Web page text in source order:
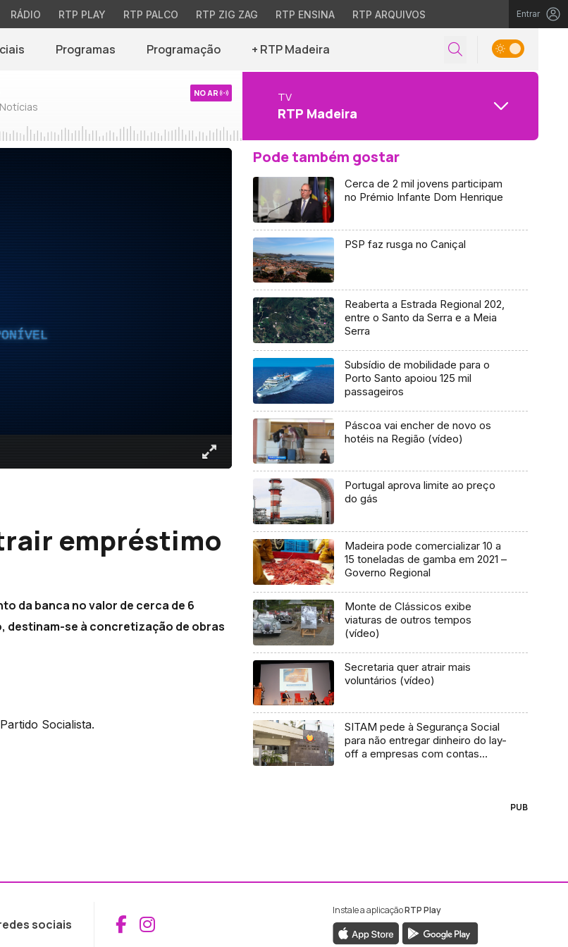
RÁDIO RTP PLAY RTP PALCO RTP ZIG ZAG RTP ENSINA RTP ARQUIVOS Entrar
Programas Programação + RTP Madeira
NO AR TV
RTP Madeira
empréstimo
da banca no valor de cerca de 6
destinam-se à concretização de obras
Socialista.
Pode também gostar
Cerca de 2 mil jovens participam
no Prémio Infante Dom Henrique
PSP faz rusga no Caniçal
Reaberta a Estrada Regional 202,
entre o Santo da Serra e a Meia
Serra
Subsídio de mobilidade para o
Porto Santo apoiou 125 mil
passageiros
Páscoa vai encher de novo os
hotéis na Região (vídeo)
Portugal aprova limite ao preço
do gás
Madeira pode comercializar 10 a
15 toneladas de gamba em 2021 –
Governo Regional
Monte de Clássicos exibe
viaturas de outros tempos
(vídeo)
Secretaria quer atrair mais
voluntários (vídeo)
SITAM pede à Segurança Social
para não entregar dinheiro do lay-
off a empresas com contas
PUB
sociais Aceder ao Facebook da RTP Madeira
Aceder ao Instagram da RTP Madeira
Instale a aplicaçãoRTP Play